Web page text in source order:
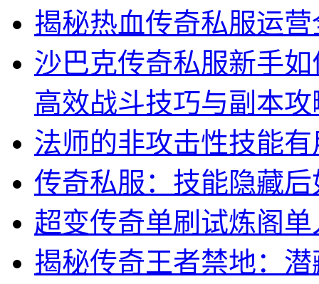
揭秘热血传奇私服运
沙巴克传奇私服新手
高效战斗技巧与副本
法师的非攻击性技能有
传奇私服：技能隐藏
超变传奇单刷试炼阁
揭秘传奇王者禁地：